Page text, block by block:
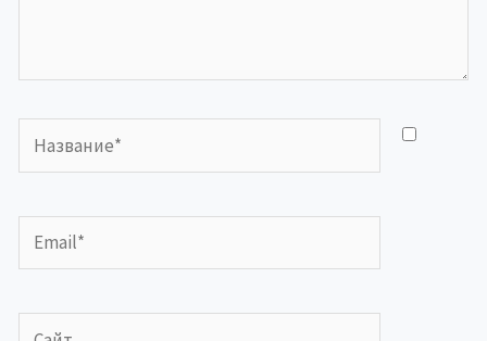
Название*
Email*
Сайт